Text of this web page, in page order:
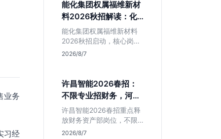
业务
习经
助你快速判断是否值得
投。
能化集团权属福维新材
料2026秋招解读：化
工材料生必看
能化集团权属福维新材料
2026秋招启动，核心岗位
集中在福建永安。本文解
点限制，助理工科生判断
是否值得投递。
2026/8/7
许昌智能2026春招：
不限专业招财务，河南
本地生值得冲吗？
许昌智能2026春招重点释
放财务资产部岗位，不限
专业。作为河南本地老牌
2026/8/7